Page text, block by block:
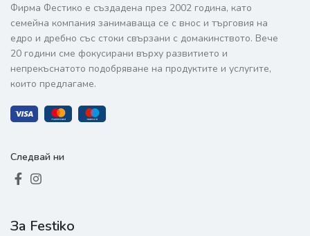
Фирма Фестико е създадена през 2002 година, като
семейна компания занимаваща се с внос и търговия на
едро и дребно със стоки свързани с домакинството. Вече
20 години сме фокусирани върху развитието и
непрекъснатото подобряване на продуктите и услугите,
които предлагаме.
Следвай ни
За Festiko